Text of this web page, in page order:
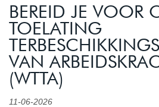
BEREID JE VOOR
TOELATING
VAN
(WTTA)
11-06-2026